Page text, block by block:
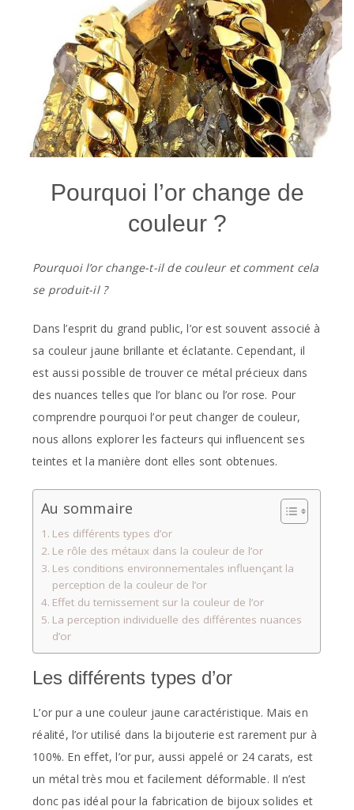
Pourquoi l’or change de
couleur ?
Pourquoi l’or change-t-il de couleur et comment cela
se produit-il ?
Dans l’esprit du grand public, l’or est souvent associé à
sa couleur jaune brillante et éclatante. Cependant, il
est aussi possible de trouver ce métal précieux dans
des nuances telles que l’or blanc ou l’or rose. Pour
comprendre pourquoi l’or peut changer de couleur,
nous allons explorer les facteurs qui influencent ses
teintes et la manière dont elles sont obtenues.
Au sommaire
Les différents types d’or
Le rôle des métaux dans la couleur de l’or
Les conditions environnementales influençant la
perception de la couleur de l’or
Effet du ternissement sur la couleur de l’or
La perception individuelle des différentes nuances
d’or
Les différents types d’or
L’or pur a une couleur jaune caractéristique. Mais en
réalité, l’or utilisé dans la bijouterie est rarement pur à
100%. En effet, l’or pur, aussi appelé or 24 carats, est
un métal très mou et facilement déformable. Il n’est
donc pas idéal pour la fabrication de bijoux solides et